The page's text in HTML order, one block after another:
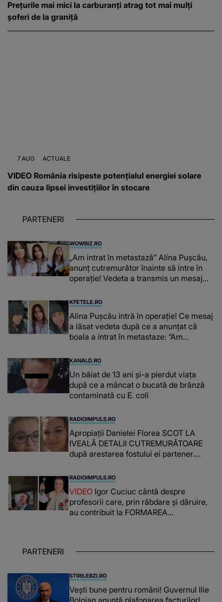
Prețurile mai mici la carburanți atrag tot mai mulți
șoferi de la graniță
7 AUG ACTUALE
VIDEO România risipeste potențialul energiei solare
din cauza lipsei investițiilor în stocare
PARTENERI
WOWBIZ.RO
„Am intrat în metastază” Alina Pușcău,
anunț cutremurător înainte să intre în
operație! Vedeta a transmis un mesaj
KFETELE.RO
Alina Pușcău intră în operație! Ce mesaj
a lăsat vedeta după ce a anunțat că
boala a intrat în metastaze: “Am
KANALD.RO
Un băiat de 13 ani și-a pierdut viața
după ce a mâncat o bucată de brânză
contaminată cu E. coli
RADIOIMPULS.RO
Apropiații Danielei Florea SCOT LA
IVEALĂ DETALII CUTREMURĂTOARE
după arestarea fostului ei partener.
românca ucisă în Italia și ascunsă în
lada unui pat: " Îmi pare rău că nu am
reușit să fac mai mult pentru ea și..."
RADIOIMPULS.RO
VIDEO Igor Cuciuc cântă despre
profesorii care, prin răbdare și dăruire,
au contribuit la FORMAREA
chiar și după trecerea anilor: "De
PARTENERI
STIRILEBZI.RO
Vești bune pentru români! Guvernul Ilie